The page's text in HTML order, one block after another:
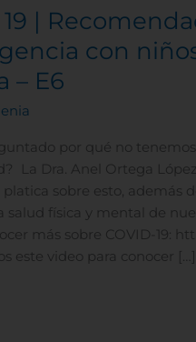
19 |
con
– E6
por qué no
La Dra. Anel Ortega
platica sobre esto, además
salud física y mental de
más sobre COVID-19:
este video para conocer […]